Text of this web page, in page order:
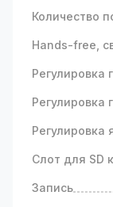
На экране
позволяет:
открывать
смотреть
в режиме
выбирать
громкость
Количество
Hands-free,
Регулировка
Регулировка
Регулировка
Слот для SD
Запись